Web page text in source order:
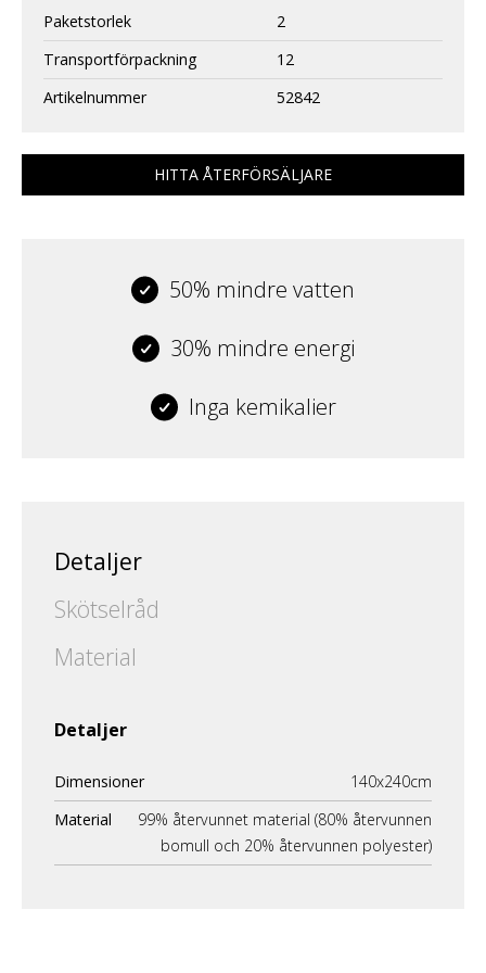
Paketstorlek
2
Transportförpackning
12
Artikelnummer
52842
HITTA ÅTERFÖRSÄLJARE
50% mindre vatten
30% mindre energi
Inga kemikalier
Detaljer
Skötselråd
Material
Detaljer
Dimensioner
140x240cm
Material
99% återvunnet material (80% återvunnen
bomull och 20% återvunnen polyester)